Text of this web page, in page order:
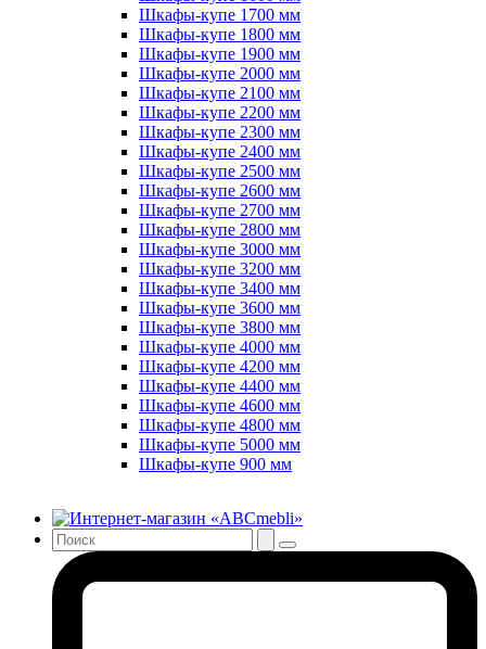
Шкафы-купе 1700 мм
Шкафы-купе 1800 мм
Шкафы-купе 1900 мм
Шкафы-купе 2000 мм
Шкафы-купе 2100 мм
Шкафы-купе 2200 мм
Шкафы-купе 2300 мм
Шкафы-купе 2400 мм
Шкафы-купе 2500 мм
Шкафы-купе 2600 мм
Шкафы-купе 2700 мм
Шкафы-купе 2800 мм
Шкафы-купе 3000 мм
Шкафы-купе 3200 мм
Шкафы-купе 3400 мм
Шкафы-купе 3600 мм
Шкафы-купе 3800 мм
Шкафы-купе 4000 мм
Шкафы-купе 4200 мм
Шкафы-купе 4400 мм
Шкафы-купе 4600 мм
Шкафы-купе 4800 мм
Шкафы-купе 5000 мм
Шкафы-купе 900 мм